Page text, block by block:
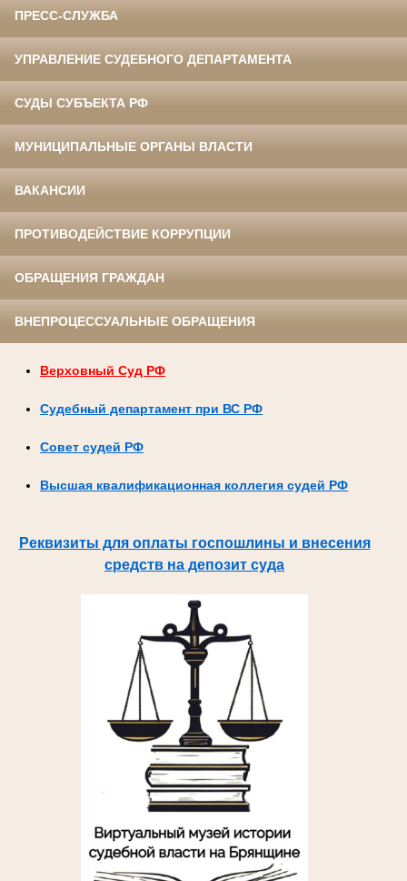
ПРЕСС-СЛУЖБА
УПРАВЛЕНИЕ СУДЕБНОГО ДЕПАРТАМЕНТА
СУДЫ СУБЪЕКТА РФ
МУНИЦИПАЛЬНЫЕ ОРГАНЫ ВЛАСТИ
ВАКАНСИИ
ПРОТИВОДЕЙСТВИЕ КОРРУПЦИИ
ОБРАЩЕНИЯ ГРАЖДАН
ВНЕПРОЦЕССУАЛЬНЫЕ ОБРАЩЕНИЯ
Верховный Суд РФ
Судебный департамент при ВС РФ
Совет судей РФ
Высшая квалификационная коллегия судей РФ
Реквизиты для оплаты госпошлины и внесения
средств на депозит суда